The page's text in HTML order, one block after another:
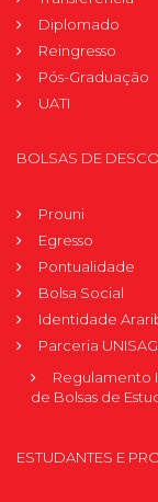
Diplomado
Reingresso
Pós-Graduação
UATI
BOLSAS DE
Prouni
Egresso
Pontualidade
Bolsa Social
Identidade
Parceria
Regulamento
de Bolsas de
ESTUDANTES E